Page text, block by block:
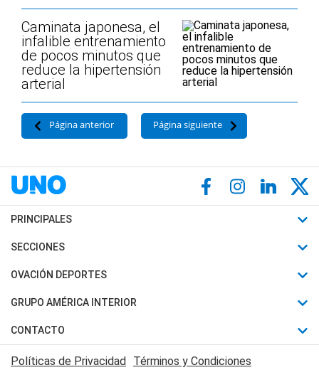
Caminata japonesa, el
infalible entrenamiento
de pocos minutos que
reduce la hipertensión
arterial
Página anterior Página siguiente
PRINCIPALES
Últimas Noticias
Política
Judiciales
Economia
SECCIONES
Horóscopo
Motores
Trucos caseros
Series y Películas
OVACIÓN DEPORTES
Fútbol
Mundial
Automovilismo
GRUPO AMÉRICA INTERIOR
Canal 7 en Vivo
CONTACTO
Acerca de Nosotros
Políticas de Privacidad Términos y Condiciones